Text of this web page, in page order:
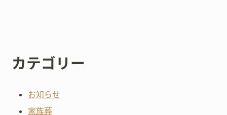
カテゴリー
お知らせ
家族葬